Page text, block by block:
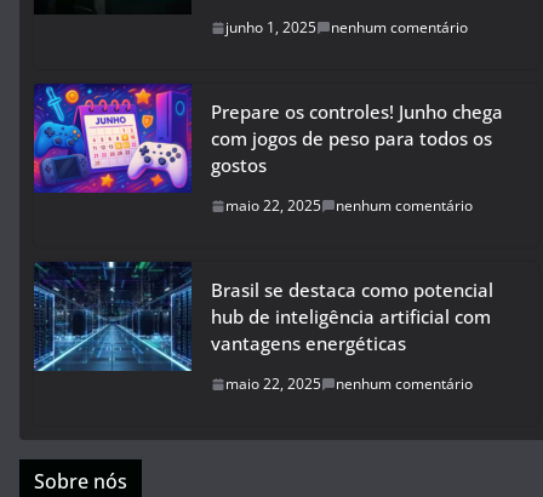
junho 1, 2025 nenhum comentário
Prepare os controles! Junho chega
com jogos de peso para todos os
gostos
maio 22, 2025 nenhum comentário
Brasil se destaca como potencial
hub de inteligência artificial com
vantagens energéticas
maio 22, 2025 nenhum comentário
Sobre nós